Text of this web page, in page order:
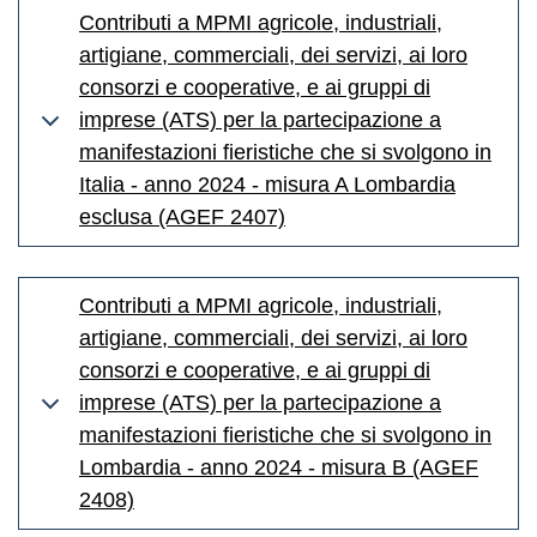
Contributi a MPMI agricole, industriali,
artigiane, commerciali, dei servizi, ai loro
consorzi e cooperative, e ai gruppi di
imprese (ATS) per la partecipazione a
manifestazioni fieristiche che si svolgono in
Italia - anno 2024 - misura A Lombardia
esclusa (AGEF 2407)
Contributi a MPMI agricole, industriali,
artigiane, commerciali, dei servizi, ai loro
consorzi e cooperative, e ai gruppi di
imprese (ATS) per la partecipazione a
manifestazioni fieristiche che si svolgono in
Lombardia - anno 2024 - misura B (AGEF
2408)